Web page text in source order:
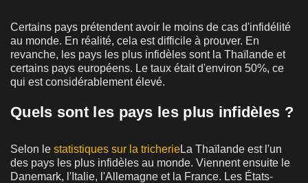
Certains pays prétendent avoir le moins de cas d'infidélité
au monde. En réalité, cela est difficile à prouver. En
revanche, les pays les plus infidèles sont la Thaïlande et
certains pays européens. Le taux était d'environ 50%, ce
qui est considérablement élevé.
Quels sont les pays les plus infidèles ?
Selon le statistiques sur la tricherieLa Thaïlande est l'un
des pays les plus infidèles au monde. Viennent ensuite le
Danemark, l'Italie, l'Allemagne et la France. Les États-